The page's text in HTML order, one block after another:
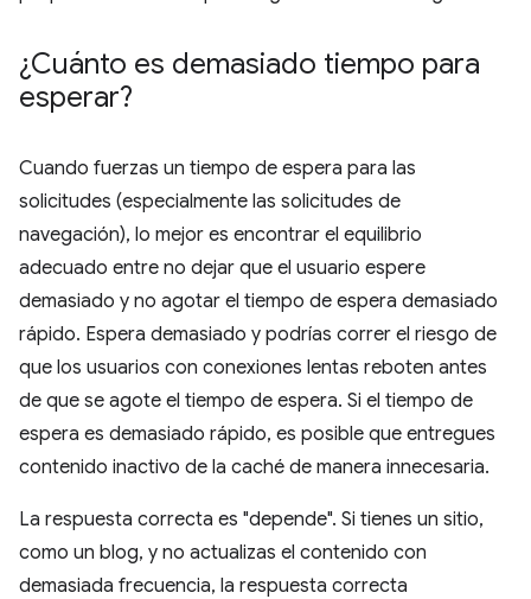
¿Cuánto es demasiado tiempo para
esperar?
Cuando fuerzas un tiempo de espera para las
solicitudes (especialmente las solicitudes de
navegación), lo mejor es encontrar el equilibrio
adecuado entre no dejar que el usuario espere
demasiado y no agotar el tiempo de espera demasiado
rápido. Espera demasiado y podrías correr el riesgo de
que los usuarios con conexiones lentas reboten antes
de que se agote el tiempo de espera. Si el tiempo de
espera es demasiado rápido, es posible que entregues
contenido inactivo de la caché de manera innecesaria.
La respuesta correcta es "depende". Si tienes un sitio,
como un blog, y no actualizas el contenido con
demasiada frecuencia, la respuesta correcta